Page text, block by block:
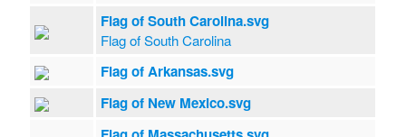
Flag of South Carolina.svg
Flag of South Carolina
Flag of Arkansas.svg
Flag of New Mexico.svg